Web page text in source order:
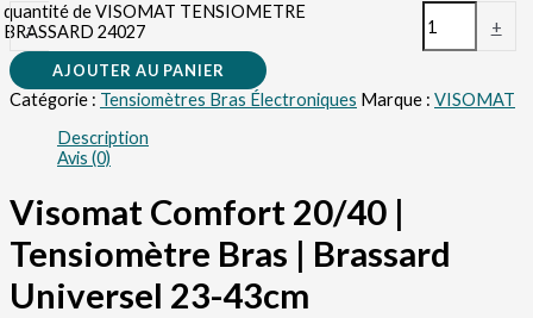
-
quantité de VISOMAT TENSIOMETRE
BRASSARD 24027
+
AJOUTER AU PANIER
Catégorie : Tensiomètres Bras Électroniques Marque : VISOMAT
Description
Avis (0)
Visomat Comfort 20/40 |
Tensiomètre Bras | Brassard
Universel 23-43cm